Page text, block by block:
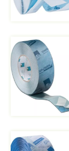
Afbeelding
Afbeelding